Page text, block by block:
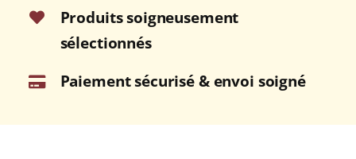
Cru
2023
75cl
Produits soigneusement
sélectionnés
Paiement sécurisé & envoi soigné